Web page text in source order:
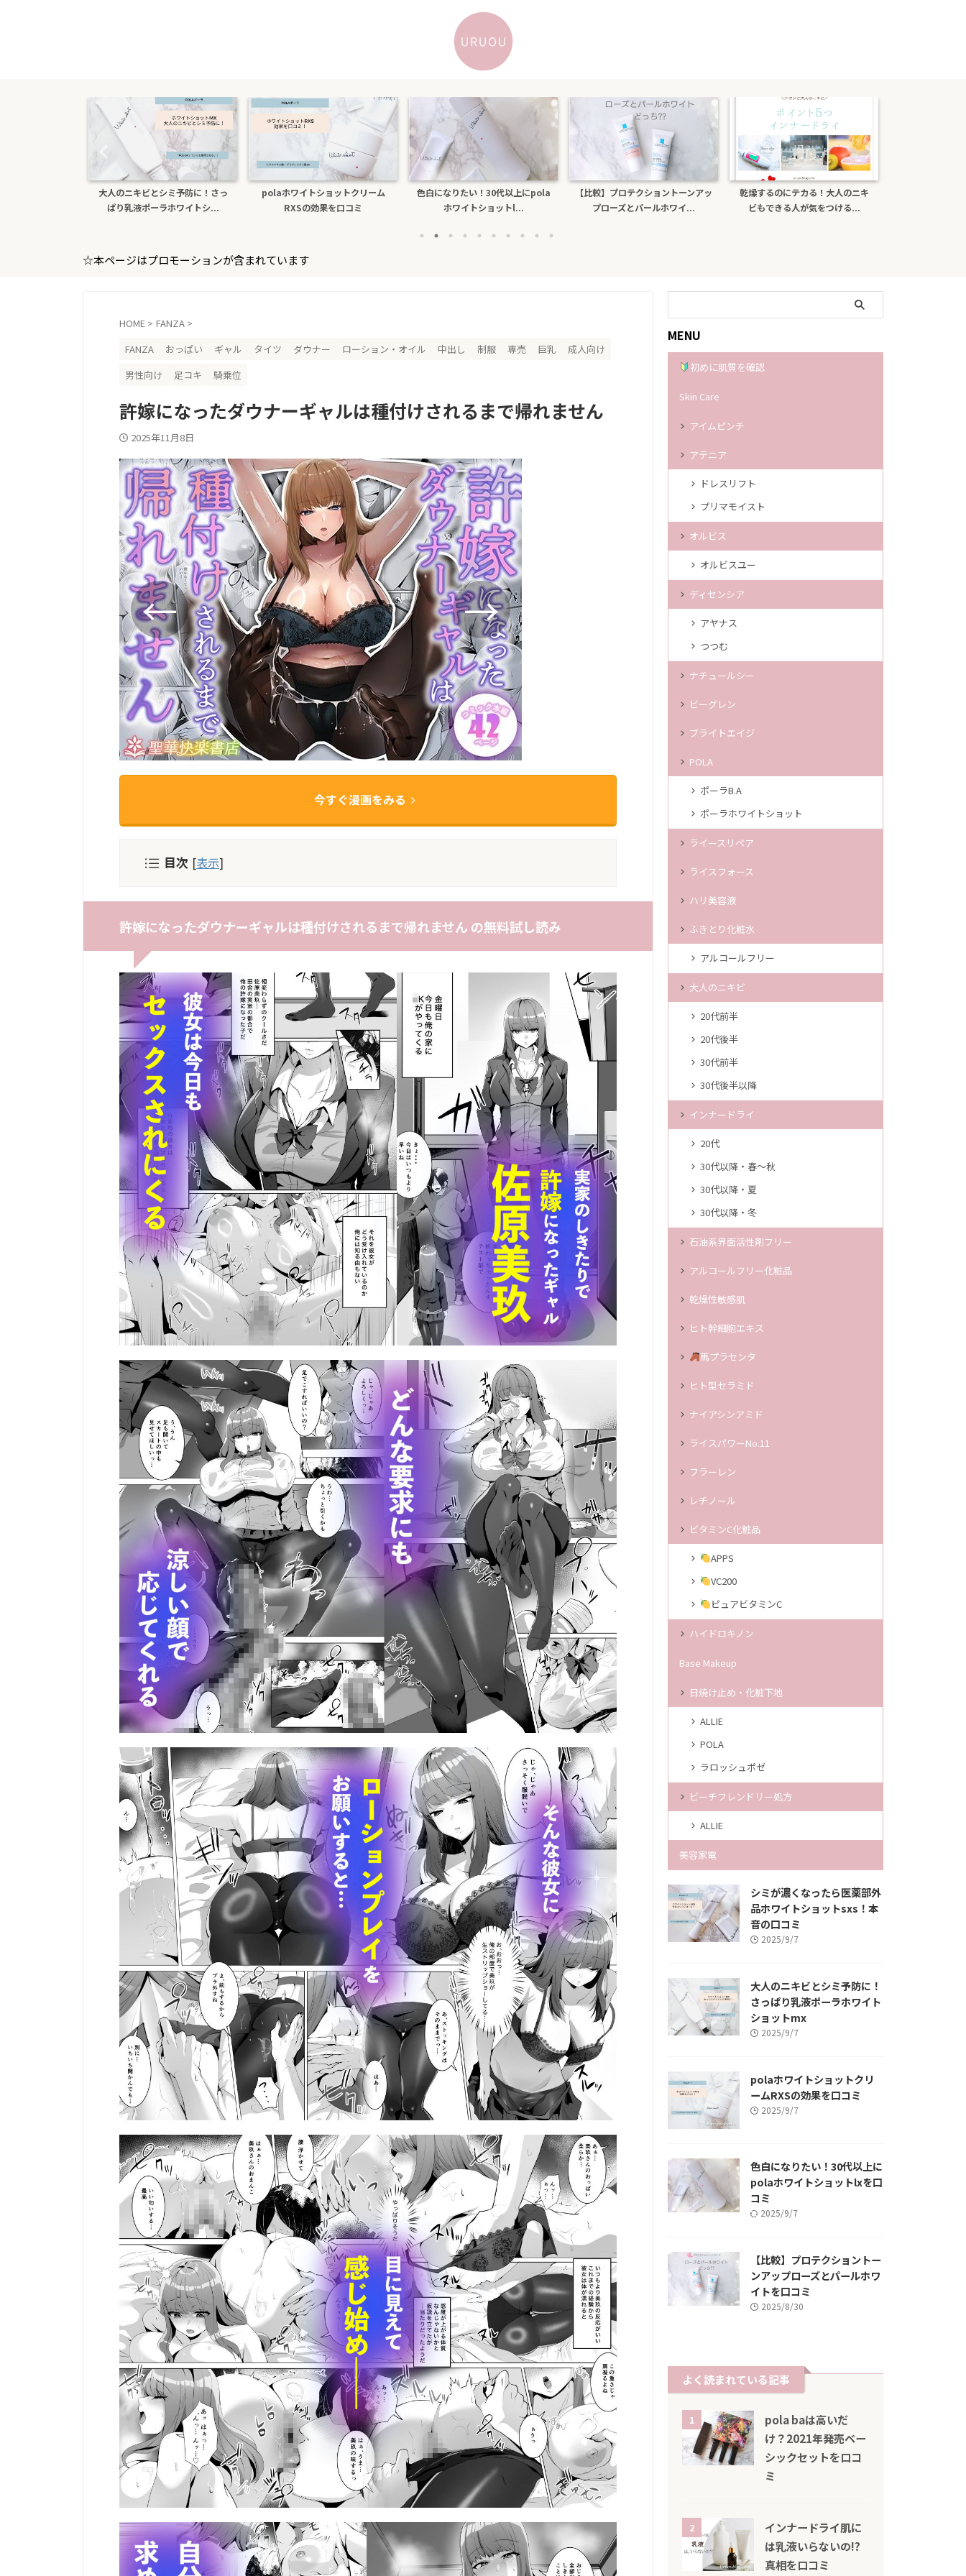
ニキビとシミ予防に！さっ
polaホワイトショットクリーム
RXSの効果を口コミ
色白になりたい！30代以上にpola
ホワイトショットl...
【比較】プロテクショントーンアッ
プローズとパールホワイ...
乾燥するのにテカる！大人のニキ
ビもできる人が気をつける...
ポーラb.aライトセレクターは偽物
がある？日焼け止め効...
☆本ページはプロモーションが含まれています
HOME > FANZA >
FANZA
おっぱい ギャル タイツ ダウナー ローション・オイル 中出し 制服 専売 巨乳
成人向け
男性向け
足コキ 騎乗位
許嫁になったダウナーギャルは種付けされるまで帰れません
2025年11月8日
今すぐ漫画をみる
目次 [表示]
許嫁になったダウナーギャルは種付けされるまで帰れません の無料試し読み
MENU
初めに肌質を確認
Skin Care
アイムピンチ
アテニア
ドレスリフト
プリマモイスト
オルビス
オルビスユー
ディセンシア
アヤナス
つつむ
ナチュールシー
ビーグレン
ブライトエイジ
POLA
ポーラB.A
ポーラホワイトショット
ライースリペア
ライスフォース
ハリ美容液
ふきとり化粧水
アルコールフリー
大人のニキビ
20代前半
20代後半
30代前半
30代後半以降
インナードライ
20代
30代以降・春～秋
30代以降・夏
30代以降・冬
石油系界面活性剤フリー
アルコールフリー化粧品
乾燥性敏感肌
ヒト幹細胞エキス
馬プラセンタ
ヒト型セラミド
ナイアシンアミド
ライスパワーNo.11
フラーレン
レチノール
ビタミンC化粧品
APPS
VC200
ピュアビタミンC
ハイドロキノン
Base Makeup
日焼け止め・化粧下地
ALLIE
POLA
ラロッシュポゼ
ビーチフレンドリー処方
ALLIE
美容家電
シミが濃くなったら医薬部外
品ホワイトショットsxs！本
音の口コミ
2025/9/7
大人のニキビとシミ予防に！
さっぱり乳液ポーラホワイト
ショットmx
2025/9/7
polaホワイトショットクリ
ームRXSの効果を口コミ
2025/9/7
色白になりたい！30代以上に
polaホワイトショットlxを口
コミ
2025/9/7
【比較】プロテクショントー
ンアップローズとパールホワ
イトを口コミ
2025/8/30
よく読まれている記事
1
pola baは高いだ
け？2021年発売ベー
シックセットを口コ
ミ
2
インナードライ肌に
は乳液いらないの!?
真相を口コミ